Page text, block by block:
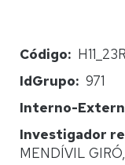
Código
H11_23R
IdGrupo
971
Interno-
Investigador
MENDÍVIL